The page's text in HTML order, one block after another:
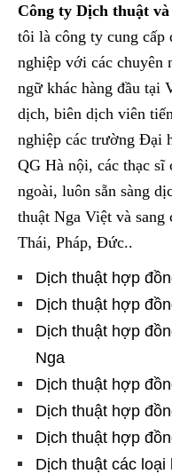
Công ty Dịch thuật và
tôi là công ty cung cấp
nghiệp với các chuyên
ngữ khác hàng đầu tại
dịch, biên dịch viên
nghiệp các trường Đại
QG Hà nội, các thạc
ngoài, luôn sẵn sàng
thuật Nga Việt và sang
Thái, Pháp, Đức..
Dịch thuật hợp
Dịch thuật hợp
Dịch thuật hợp
Nga
Dịch thuật hợp
Dịch thuật hợp
Dịch thuật hợp
Dịch thuật các